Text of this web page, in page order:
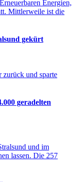
Energien,
Mittlerweile ist die
gekürt
zurück und sparte
geradelten
und im
lassen. Die 257